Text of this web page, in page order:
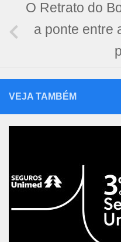
O Retrato do
a ponte entre
VEJA TAMBÉM